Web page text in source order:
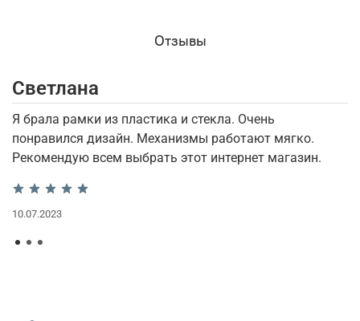
Отзывы
Светлана
Я брала рамки из пластика и стекла. Очень
понравился дизайн. Механизмы работают мягко.
Рекомендую всем выбрать этот интернет магазин.
10.07.2023